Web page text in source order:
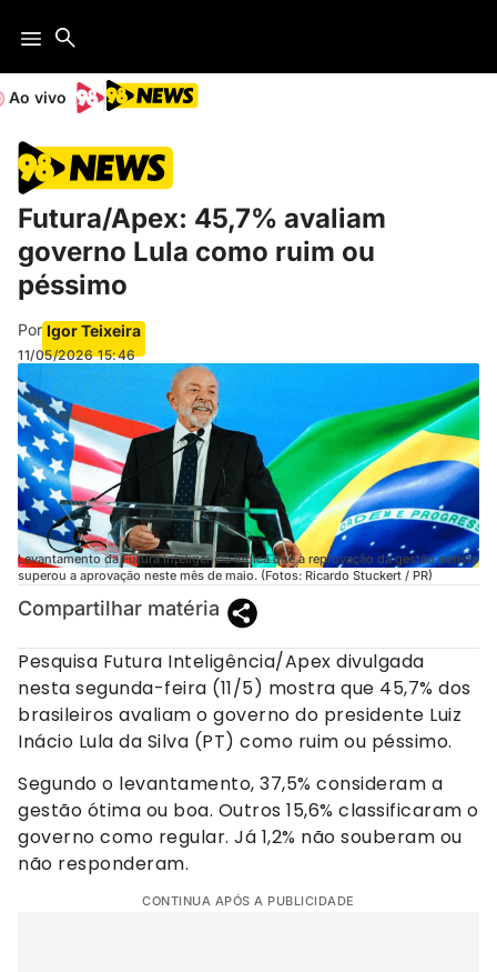
Ao vivo
Futura/Apex: 45,7% avaliam
governo Lula como ruim ou
péssimo
Por Igor Teixeira
11/05/2026 15:46
Levantamento da Futura Inteligência indica que a reprovação da gestão petista
superou a aprovação neste mês de maio. (Fotos: Ricardo Stuckert / PR)
Compartilhar matéria
Pesquisa Futura Inteligência/Apex divulgada
nesta segunda-feira (11/5) mostra que 45,7% dos
brasileiros avaliam o governo do presidente Luiz
Inácio Lula da Silva (PT) como ruim ou péssimo.
Segundo o levantamento, 37,5% consideram a
gestão ótima ou boa. Outros 15,6% classificaram o
governo como regular. Já 1,2% não souberam ou
não responderam.
CONTINUA APÓS A PUBLICIDADE